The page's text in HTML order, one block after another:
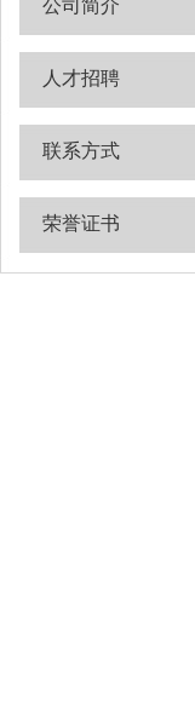
公司简介
人才招聘
联系方式
荣誉证书